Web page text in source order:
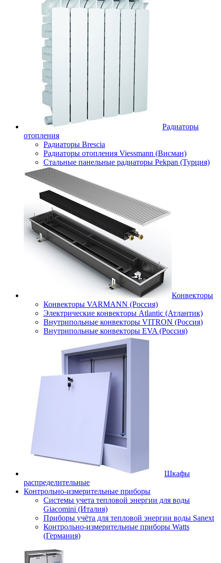
Радиаторы
отопления
Радиаторы Brescia
Радиаторы отопления Viessmann (Висман)
Стальные панельные радиаторы Pekpan (Турция)
Конвекторы
Конвекторы VARMANN (Россия)
Электрические конвекторы Atlantic (Атлантик)
Внутрипольные конвекторы VITRON (Россия)
Внутрипольные конвекторы EVA (Россия)
Шкафы
распределительные
Контрольно-измерительные приборы
Системы учета тепловой энергии для воды
Giacomini (Италия)
Приборы учёта для тепловой энергии воды Sanext
Контрольно-измерительные приборы Watts
(Германия)